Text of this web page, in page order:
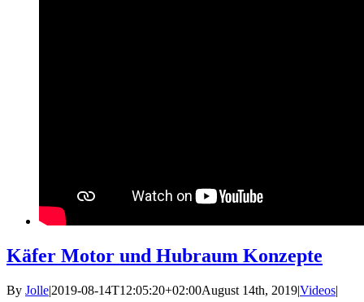
Käfer Motor und Hubraum Konzepte
By Jolle|2019-08-14T12:05:20+02:00August 14th, 2019|Videos|